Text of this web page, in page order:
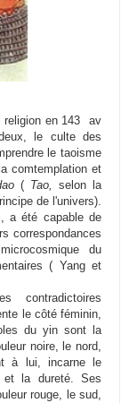
religion en 143 av
le culte des
le taoisme
comtemplation et
( Tao, selon la
de l'univers).
a été capable de
correspondances
du
( Yang et
contradictoires
le côté féminin,
du yin sont la
noire, le nord,
à lui, incarne le
la dureté. Ses
rouge, le sud,